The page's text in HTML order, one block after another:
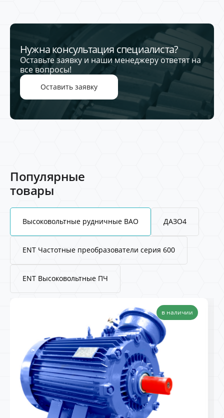
Нужна консультация специалиста?
Оставьте заявку и наши менеджеру ответят на
все вопросы!
Оставить заявку
Популярные
товары
Высоковольтные рудничные ВАО ДАЗО4
ENT Частотные преобразователи серия 600
ENT Высоковольтные ПЧ
в наличии